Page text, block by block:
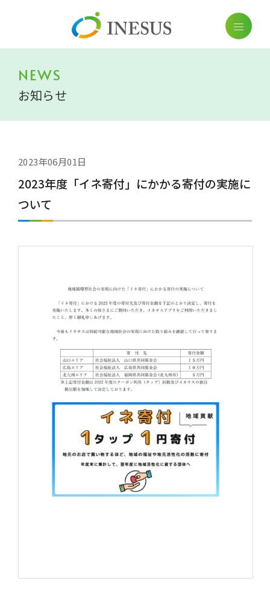
NEWS
お知らせ
2023年06月01日
2023年度「イネ寄付」にかかる寄付の実施に
ついて